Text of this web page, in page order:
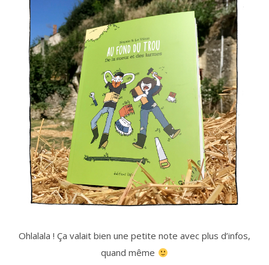
Ohlalala ! Ça valait bien une petite note avec plus d’infos,
quand même